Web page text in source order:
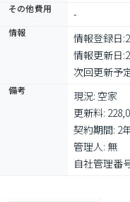
その他費用 -
情報 情報登録日:
情報更新日:
次回更新予
備考
現況: 空家
更新料:
契約期間: 2
管理人: 無
自社管理番